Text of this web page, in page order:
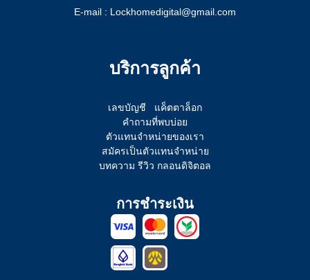
E-mail : Lockhomedigital@gmail.com
บริการลูกค้า
เลขบัญชี
แค็ตตาล็อก
คำถามที่พบบ่อย
ตัวแทนจำหน่ายของเรา
สมัครเป็นตัวแทนจำหน่าย
บทความ รีวิว กลอนดิจิตอล
การชำระเงิน